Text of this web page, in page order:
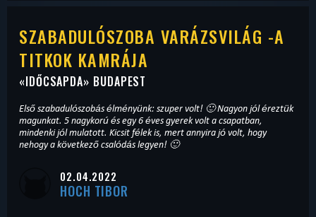
SZABADULÓSZOBA VARÁZSVILÁG -A
TITKOK KAMRÁJA
«IDŐCSAPDA» BUDAPEST
Első szabadulószobás élményünk: szuper volt! 🙂 Nagyon jól éreztük
magunkat. 5 nagykorú és egy 6 éves gyerek volt a csapatban,
mindenki jól mulatott. Kicsit félek is, mert annyira jó volt, hogy
nehogy a következő csalódás legyen! 🙂
02.04.2022
HOCH TIBOR